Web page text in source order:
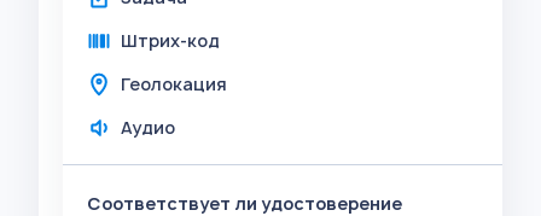
Штрих-код
Геолокация
Аудио
Соответствует ли удостоверение